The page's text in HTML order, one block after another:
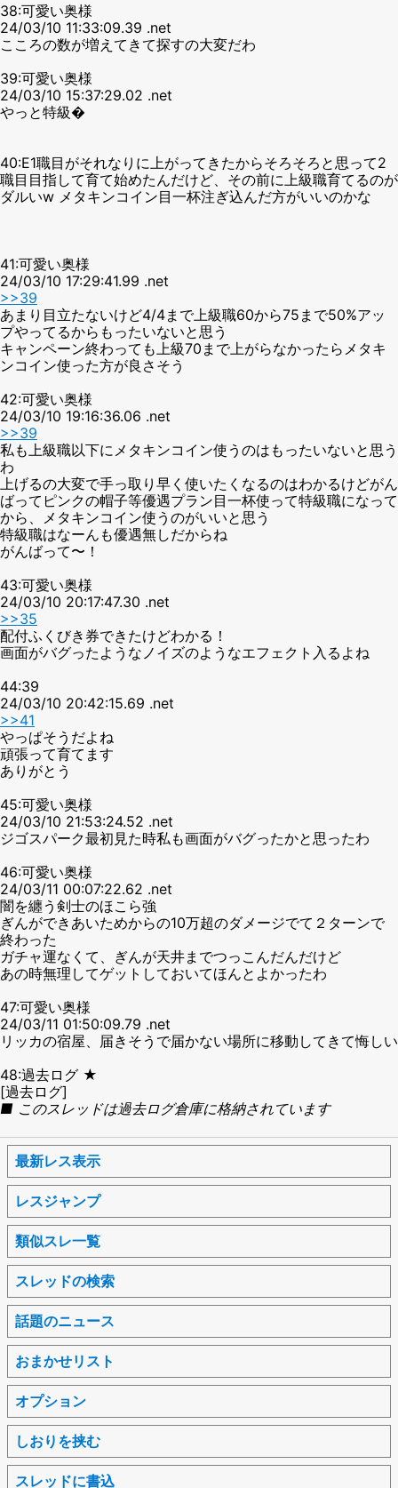
38:可愛い奥様
24/03/10 11:33:09.39 .net
こころの数が増えてきて探すの大変だわ
39:可愛い奥様
24/03/10 15:37:29.02 .net
やっと特級�
40:E1職目がそれなりに上がってきたからそろそろと思って2
職目目指して育て始めたんだけど、その前に上級職育てるのが
ダルいw メタキンコイン目一杯注ぎ込んだ方がいいのかな
41:可愛い奥様
24/03/10 17:29:41.99 .net
>>39
あまり目立たないけど4/4まで上級職60から75まで50%アッ
プやってるからもったいないと思う
キャンペーン終わっても上級70まで上がらなかったらメタキ
ンコイン使った方が良さそう
42:可愛い奥様
24/03/10 19:16:36.06 .net
>>39
私も上級職以下にメタキンコイン使うのはもったいないと思う
わ
上げるの大変で手っ取り早く使いたくなるのはわかるけどがん
ばってピンクの帽子等優遇プラン目一杯使って特級職になって
から、メタキンコイン使うのがいいと思う
特級職はなーんも優遇無しだからね
がんばって〜！
43:可愛い奥様
24/03/10 20:17:47.30 .net
>>35
配付ふくびき券できたけどわかる！
画面がバグったようなノイズのようなエフェクト入るよね
44:39
24/03/10 20:42:15.69 .net
>>41
やっぱそうだよね
頑張って育てます
ありがとう
45:可愛い奥様
24/03/10 21:53:24.52 .net
ジゴスパーク最初見た時私も画面がバグったかと思ったわ
46:可愛い奥様
24/03/11 00:07:22.62 .net
闇を纏う剣士のほこら強
ぎんができあいためからの10万超のダメージでて２ターンで
終わった
ガチャ運なくて、ぎんが天井までつっこんだんだけど
あの時無理してゲットしておいてほんとよかったわ
47:可愛い奥様
24/03/11 01:50:09.79 .net
リッカの宿屋、届きそうで届かない場所に移動してきて悔しい
48:過去ログ ★
[過去ログ]
■ このスレッドは過去ログ倉庫に格納されています
最新レス表示
レスジャンプ
類似スレ一覧
スレッドの検索
話題のニュース
おまかせリスト
オプション
しおりを挟む
スレッドに書込